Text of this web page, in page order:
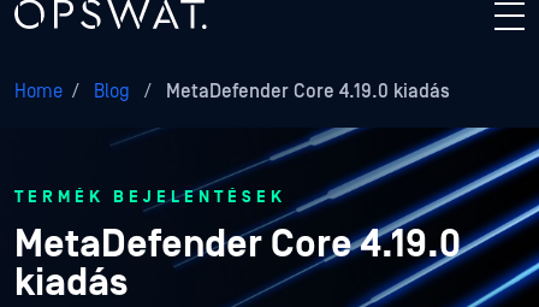
Home / Blog / MetaDefender Core 4.19.0 kiadás
TERMÉK BEJELENTÉSEK
MetaDefender Core 4.19.0
kiadás